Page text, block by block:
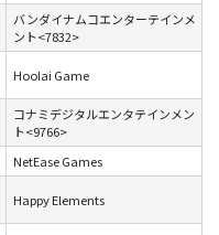
バンダイナムコエンターテインメ
ント<7832>
Hoolai Game
コナミデジタルエンタテインメン
ト<9766>
NetEase Games
Happy Elements